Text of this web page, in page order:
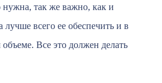
нужна, так же важно, как и
лучше всего ее обеспечить и в
Все это должен делать